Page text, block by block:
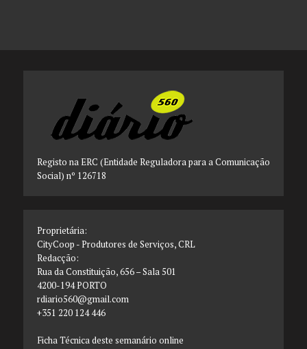
Registo na ERC (Entidade Reguladora para a Comunicação
Social) nº 126718
Proprietária:
CityCoop - Produtores de Serviços, CRL
Redacção:
Rua da Constituição, 656 – Sala 501
4200-194 PORTO
rdiario560@gmail.com
+351 220 124 446
Ficha Técnica deste semanário online